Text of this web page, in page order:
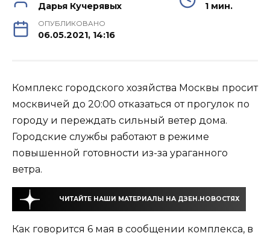
Дарья Кучерявых 1 мин.
ОПУБЛИКОВАНО
06.05.2021, 14:16
Комплекс городского хозяйства Москвы просит
москвичей до 20:00 отказаться от прогулок по
городу и переждать сильный ветер дома.
Городские службы работают в режиме
повышенной готовности из-за ураганного
ветра.
ЧИТАЙТЕ НАШИ МАТЕРИАЛЫ НА ДЗЕН.НОВОСТЯХ
Как говорится 6 мая в сообщении комплекса, в